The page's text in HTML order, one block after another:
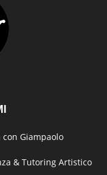
con Giampaolo
& Tutoring Artistico